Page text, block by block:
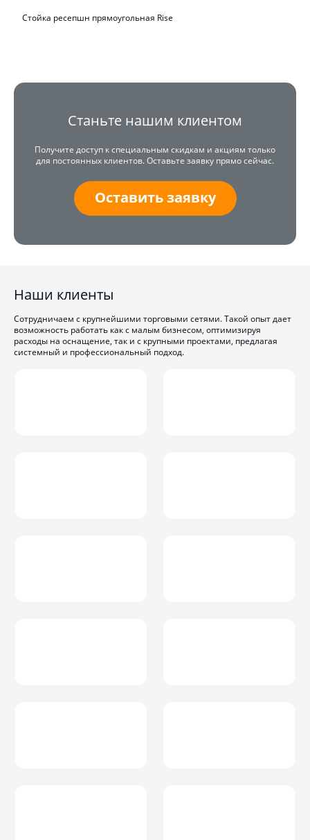
Стойка ресепшн прямоугольная Rise
Станьте нашим клиентом
Получите доступ к специальным скидкам и акциям только
для постоянных клиентов. Оставьте заявку прямо сейчас.
Оставить заявку
Наши клиенты
Сотрудничаем с крупнейшими торговыми сетями. Такой опыт дает
возможность работать как с малым бизнесом, оптимизируя
расходы на оснащение, так и с крупными проектами, предлагая
системный и профессиональный подход.